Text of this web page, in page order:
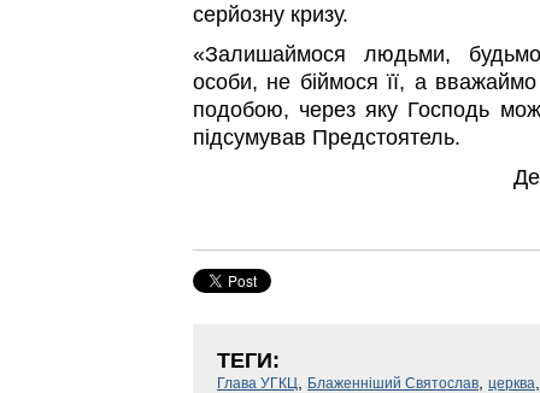
серйозну кризу.
«Залишаймося людьми,
особи, не біймося її, а
подобою, через яку Господь
підсумував Предстоятель.
ТЕГИ:
Глава УГКЦ Блаженніший Святослав церква